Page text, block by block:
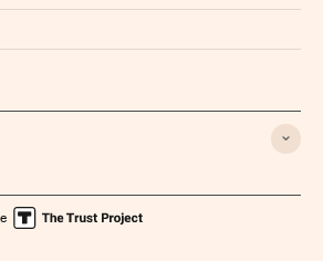
en Facebook
Días en Twitter